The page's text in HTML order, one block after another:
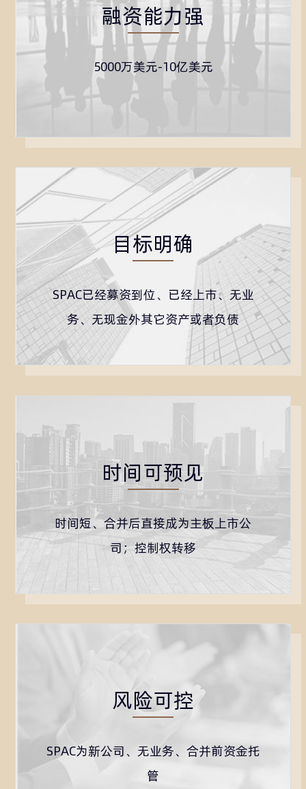
融资能力强
5000万美元-10亿美元
目标明确
SPAC已经募资到位、已经上市、无业
务、无现金外其它资产或者负债
时间可预见
时间短、合并后直接成为主板上市公
司；控制权转移
风险可控
SPAC为新公司、无业务、合并前资金托
管